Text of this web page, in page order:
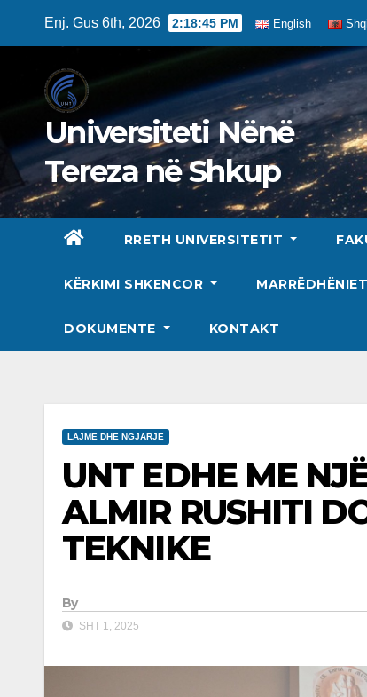
Enj. Gus 6th, 2026 2:18:47 PM English
Universiteti Nënë
Tereza në Shkup
RRETH UNIVERSITETIT
KËRKIMI SHKENCOR
DOKUMENTE KONTAKT
LAJME DHE NGJARJE
UNT EDHE ME
ALMIR RUSHITI
TEKNIKE
By
SHT 1, 2025